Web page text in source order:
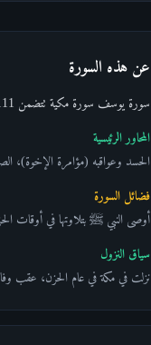
عن هذه السورة
سورة يوسف سورة مكية تتضمن 111 آية، تروي قصة النبي يوسف ﷺ كاملة من حلم طفولته حتى توليه وزارة مصر. وسمّاها الله "أحسن القصص" في السورة ذاتها.
المحاور الرئيسية
الحسد وعواقبه (مؤامرة الإخوة)،
فضائل السورة
أوصى النبي ﷺ بتلاوتها في أوقات
سياق النزول
نزلت في مكة في عام الحزن، عقب